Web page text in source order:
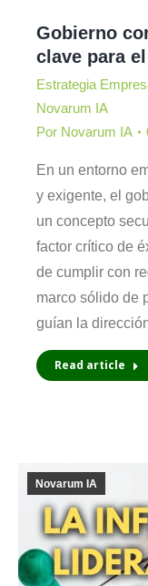
Gobierno
clave para
Estrategia
Novarum IA
Por Novarum IA
En un entorno
y exigente, el
un concepto
factor crítico de
de cumplir con
marco sólido de
guían la
Read article
Novarum IA